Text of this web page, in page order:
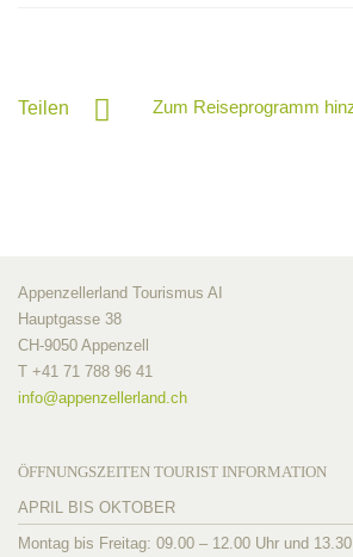
Teilen Zum Reiseprogramm
Appenzellerland Tourismus AI
Hauptgasse 38
CH-9050 Appenzell
T +41 71 788 96 41
info@appenzellerland.ch
ÖFFNUNGSZEITEN TOURIST INFORMATION
APRIL BIS OKTOBER
Montag bis Freitag: 09.00 – 12.00 Uhr und